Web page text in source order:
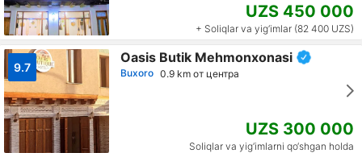
UZS 450 000
+ Soliqlar va yig‘imlar (82 400 UZS)
9.7
Oasis Butik Mehmonxonasi
Buxoro 0.9 km от центра
UZS 300 000
Soliqlar va yig‘imlarni qo‘shgan holda